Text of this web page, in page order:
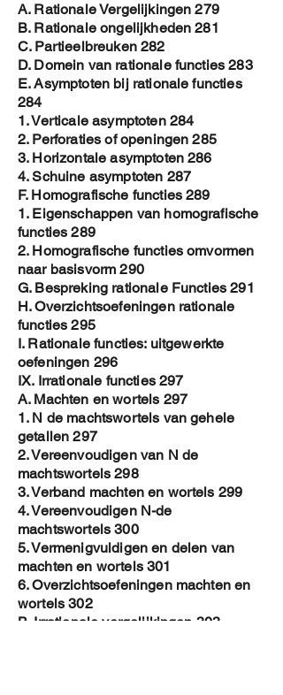
A. Rationale Vergelijkingen 279
B. Rationale ongelijkheden 281
C. Partieelbreuken 282
D. Domein van rationale functies 283
E. Asymptoten bij rationale functies
284
1. Verticale asymptoten 284
2. Perforaties of openingen 285
3. Horizontale asymptoten 286
4. Schuine asymptoten 287
F. Homografische functies 289
1. Eigenschappen van homografische
functies 289
2. Homografische functies omvormen
naar basisvorm 290
G. Bespreking rationale Functies 291
H. Overzichtsoefeningen rationale
functies 295
I. Rationale functies: uitgewerkte
oefeningen 296
IX. Irrationale functies 297
A. Machten en wortels 297
1. N de machtswortels van gehele
getallen 297
2. Vereenvoudigen van N de
machtswortels 298
3. Verband machten en wortels 299
4. Vereenvoudigen N-de
machtswortels 300
5. Vermenigvuldigen en delen van
machten en wortels 301
6. Overzichtsoefeningen machten en
wortels 302
B. Irrationale vergelijkingen 303